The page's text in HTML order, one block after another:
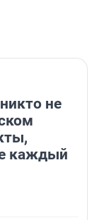
не
каждый